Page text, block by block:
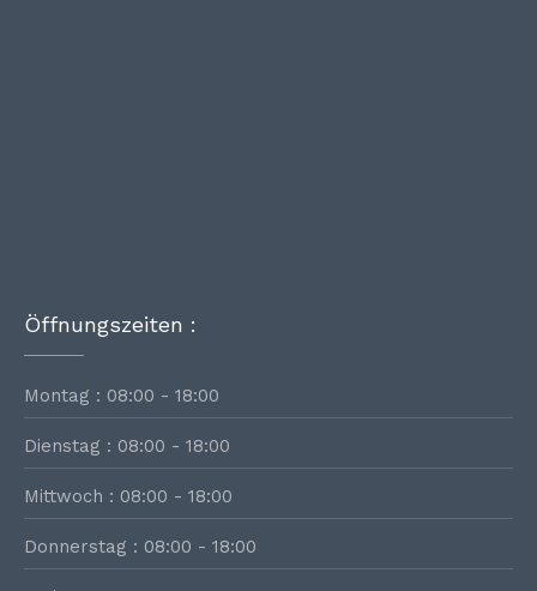
Öffnungszeiten :
Montag : 08:00 - 18:00
Dienstag : 08:00 - 18:00
Mittwoch : 08:00 - 18:00
Donnerstag : 08:00 - 18:00